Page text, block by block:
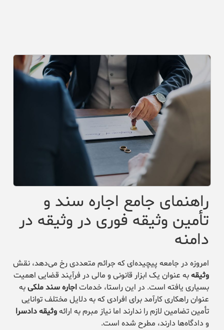
راهنمای جامع اجاره سند و
تأمین وثیقه فوری در وثیقه در
دامنه
امروزه در جامعه پیچیده‌ای که جرائم متعددی رخ می‌دهد، نقش
وثیقهبه عنوان یک ابزار قانونی و مالی در فرآیند قضایی اهمیت
بسیاری یافته است. در این راستا، خدماتاجاره سند ملکیبه
عنوان راهکاری کارآمد برای افرادی که به دلایل مختلف توانایی
تأمین تضامین لازم را ندارند اما نیاز مبرم به ارائهوثیقه دادسرا
و دادگاه‌ها دارند، مطرح شده است.